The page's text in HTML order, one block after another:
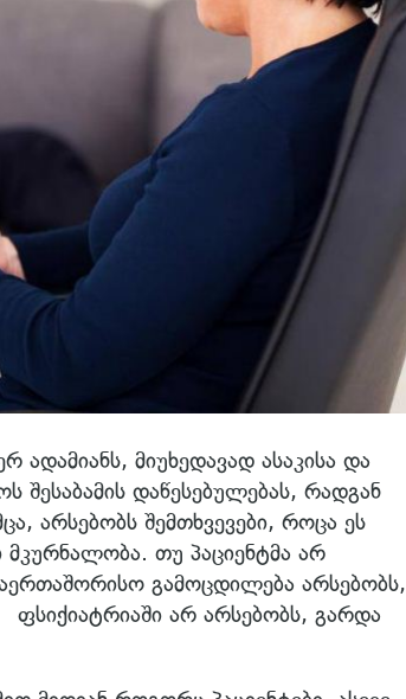
ადამიანს, მიუხედავად ასაკისა და
შესაბამის დაწესებულებას, რადგან
არსებობს შემთხვევები, როცა ეს
თუ პაციენტმა არ
გამოცდილება არსებობს,
ფსიქიატრიაში არ არსებობს, გარდა